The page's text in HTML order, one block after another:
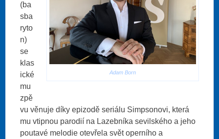
Adam Born
(ba
sba
ryto
n)
se
klas
ické
mu
zpě
vu věnuje díky epizodě seriálu Simpsonovi, která
mu vtipnou parodií na Lazebníka sevilského a jeho
poutavé melodie otevřela svět operního a